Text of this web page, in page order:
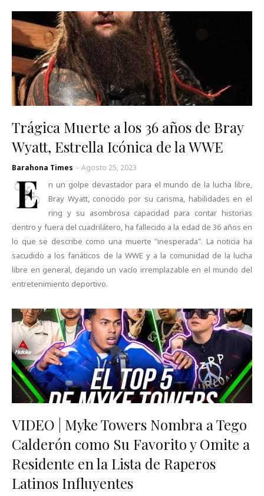
Trágica Muerte a los 36 años de Bray
Wyatt, Estrella Icónica de la WWE
Barahona Times - Agosto 25, 2023
E
n un golpe devastador para el mundo de la lucha libre,
Bray Wyatt, conocido por su carisma, habilidades en el
ring y su asombrosa capacidad para contar historias
dentro y fuera del cuadrilátero, ha fallecido a la edad de 36 años en
lo que se describe como una muerte "inesperada". La noticia ha
sacudido a los fanáticos de la WWE y a la comunidad de la lucha
libre en general, dejando un vacío irremplazable en el mundo del
entretenimiento deportivo.
VIDEO | Myke Towers Nombra a Tego
Calderón como Su Favorito y Omite a
Residente en la Lista de Raperos
Latinos Influyentes